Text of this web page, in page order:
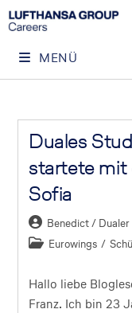
MENÜ
Duales
startete mit
Sofia
Benedict /
Eurowings /
Hallo liebe
Franz. Ich bin 23